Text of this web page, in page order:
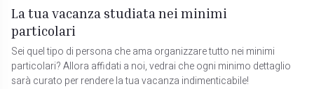
La tua vacanza studiata nei minimi
particolari
Sei quel tipo di persona che ama organizzare tutto nei minimi
particolari? Allora affidati a noi, vedrai che ogni minimo dettaglio
sarà curato per rendere la tua vacanza indimenticabile!